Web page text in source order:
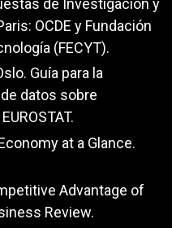
de Investigación y
OCDE y Fundación
(FECYT).
Guía para la
datos sobre
at a Glance.
Advantage of
Review.